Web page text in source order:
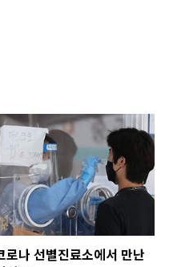
로나 선별진료소에서 만난